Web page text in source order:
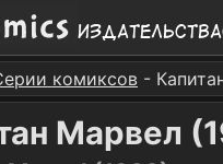
Издательства
комиксов -
Марвел